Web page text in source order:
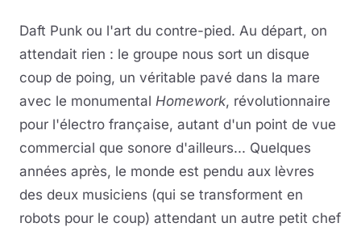
Daft Punk ou l'art du contre-pied. Au départ, on
attendait rien : le groupe nous sort un disque
coup de poing, un véritable pavé dans la mare
avec le monumental Homework, révolutionnaire
pour l'électro française, autant d'un point de vue
commercial que sonore d'ailleurs... Quelques
années après, le monde est pendu aux lèvres
des deux musiciens (qui se transforment en
robots pour le coup) attendant un autre petit chef